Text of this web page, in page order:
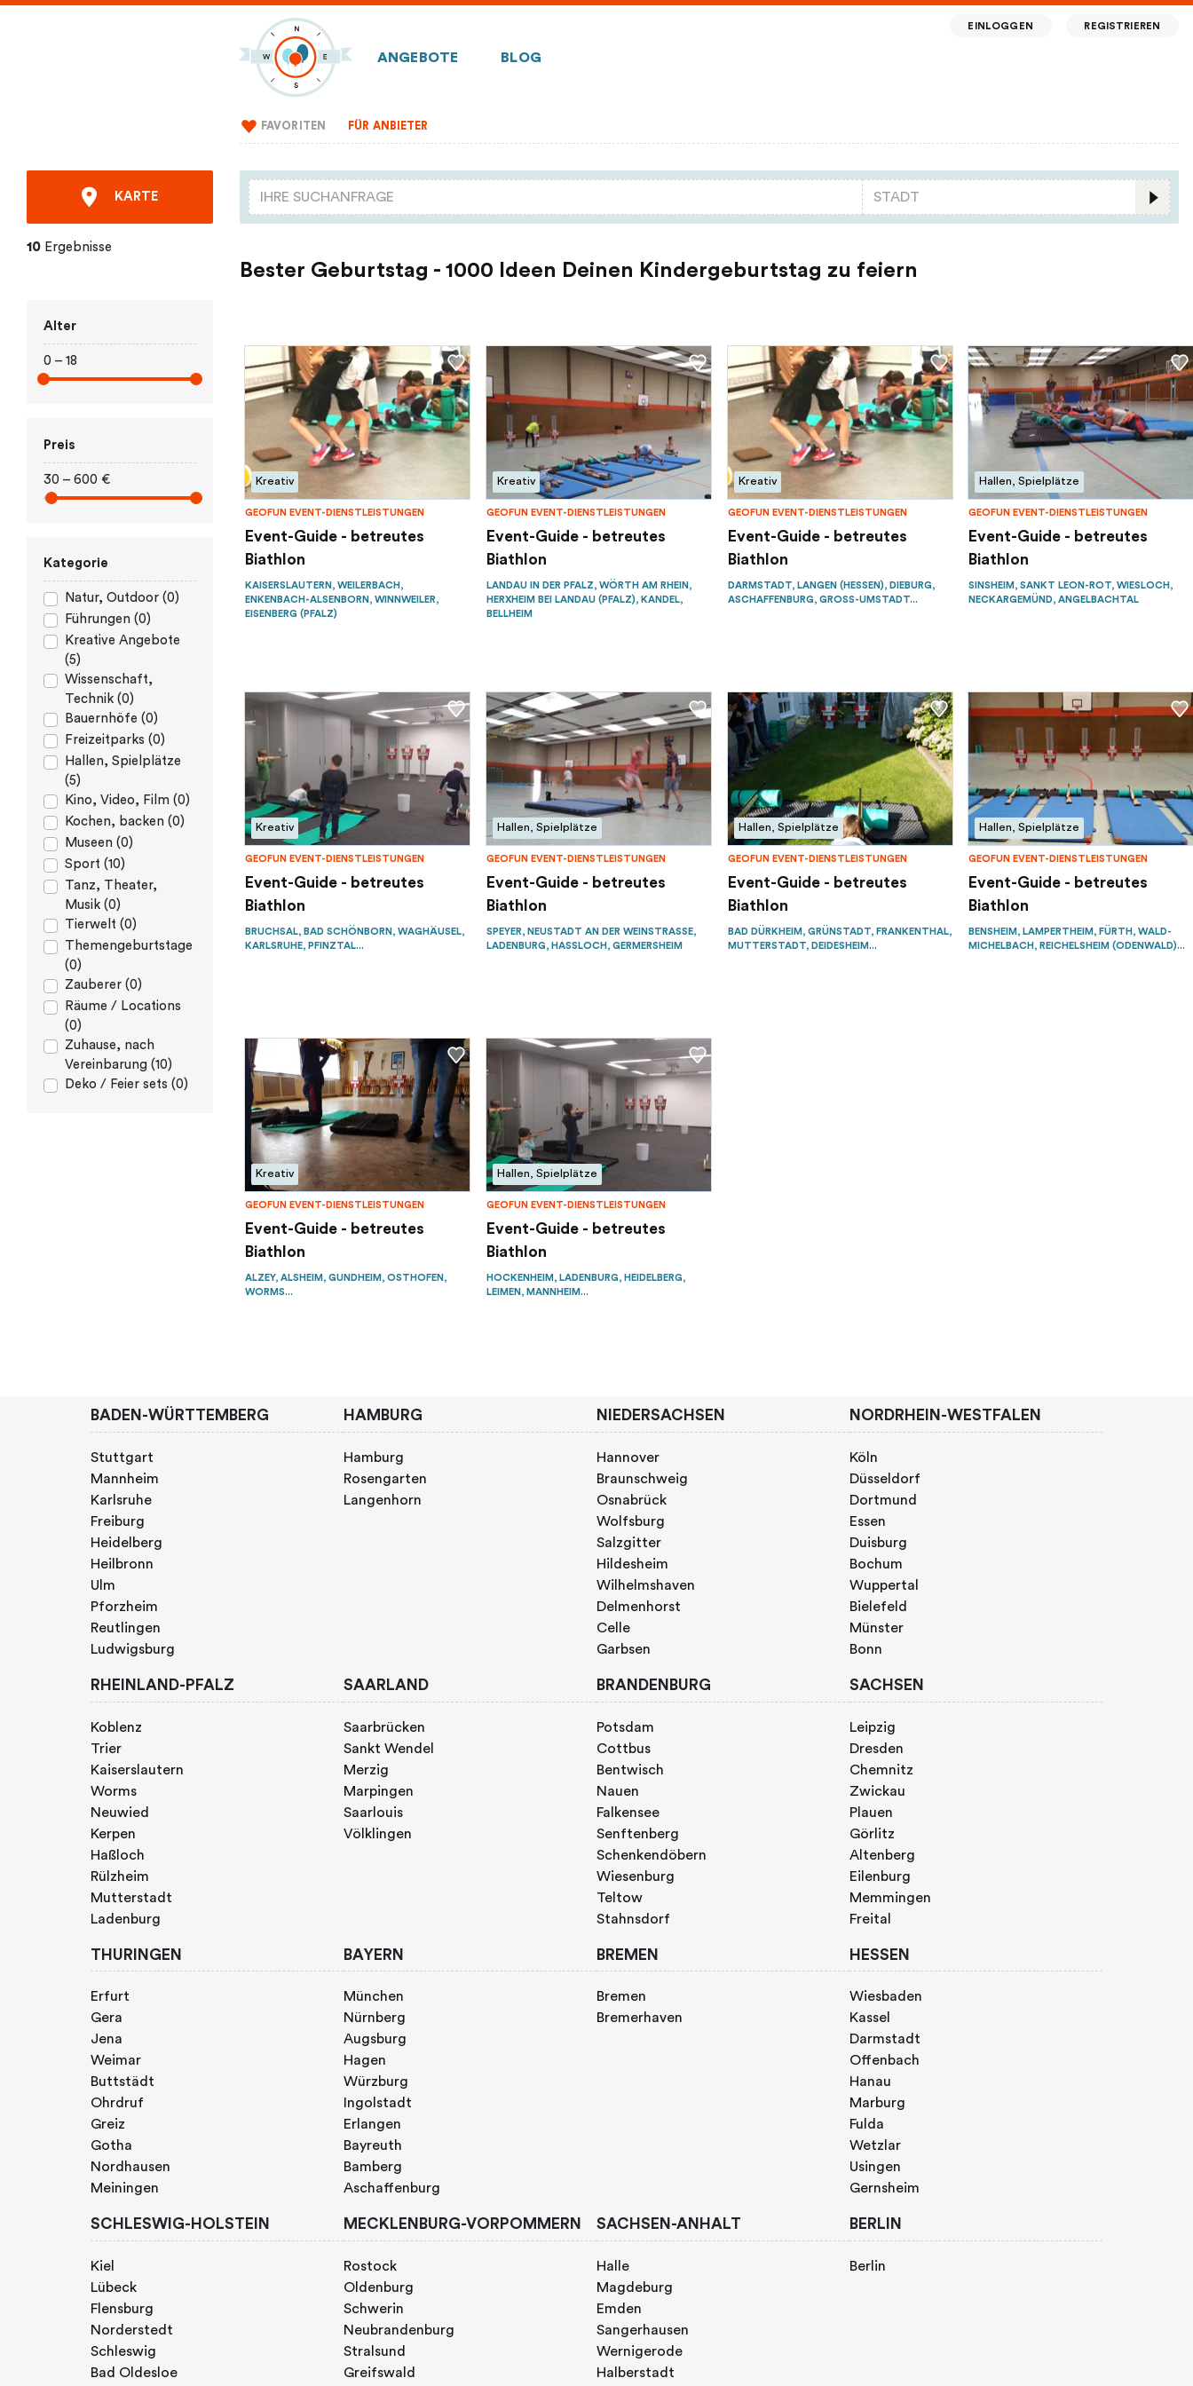
ANGEBOTE BLOG
EINLOGGEN REGISTRIEREN
FAVORITEN FÜR ANBIETER
KARTE
10 Ergebnisse
Alter
0 – 18
Preis
30 – 600 €
Kategorie
Natur, Outdoor (0)
Führungen (0)
Kreative Angebote
(5)
Wissenschaft,
Technik (0)
Bauernhöfe (0)
Freizeitparks (0)
Hallen, Spielplätze
(5)
Kino, Video, Film (0)
Kochen, backen (0)
Museen (0)
Sport (10)
Tanz, Theater,
Musik (0)
Tierwelt (0)
Themengeburtstage
(0)
Zauberer (0)
Räume / Locations
(0)
Zuhause, nach
Vereinbarung (10)
Deko / Feier sets (0)
Bester Geburtstag - 1000 Ideen Deinen Kindergeburtstag zu feiern
Kreativ
GEOFUN EVENT-DIENSTLEISTUNGEN
Event-Guide - betreutes
Biathlon
KAISERSLAUTERN, WEILERBACH,
ENKENBACH-ALSENBORN, WINNWEILER,
EISENBERG (PFALZ)
Kreativ
GEOFUN EVENT-DIENSTLEISTUNGEN
Event-Guide - betreutes
Biathlon
LANDAU IN DER PFALZ, WÖRTH AM RHEIN,
HERXHEIM BEI LANDAU (PFALZ), KANDEL,
BELLHEIM
Kreativ
GEOFUN EVENT-DIENSTLEISTUNGEN
Event-Guide - betreutes
Biathlon
DARMSTADT, LANGEN (HESSEN), DIEBURG,
ASCHAFFENBURG, GROSS-UMSTADT...
Hallen, Spielplätze
GEOFUN EVENT-DIENSTLEISTUNGEN
Event-Guide - betreutes
Biathlon
SINSHEIM, SANKT LEON-ROT, WIESLOCH,
NECKARGEMÜND, ANGELBACHTAL
Kreativ
GEOFUN EVENT-DIENSTLEISTUNGEN
Event-Guide - betreutes
Biathlon
BRUCHSAL, BAD SCHÖNBORN, WAGHÄUSEL,
KARLSRUHE, PFINZTAL...
Hallen, Spielplätze
GEOFUN EVENT-DIENSTLEISTUNGEN
Event-Guide - betreutes
Biathlon
SPEYER, NEUSTADT AN DER WEINSTRASSE, L
ADENBURG, HASSLOCH, GERMERSHEIM
Hallen, Spielplätze
GEOFUN EVENT-DIENSTLEISTUNGEN
Event-Guide - betreutes
Biathlon
BAD DÜRKHEIM, GRÜNSTADT, FRANKENTHAL,
MUTTERSTADT, DEIDESHEIM...
Hallen, Spielplätze
GEOFUN EVENT-DIENSTLEISTUNGEN
Event-Guide - betreutes
Biathlon
BENSHEIM, LAMPERTHEIM, FÜRTH, WALD-
MICHELBACH, REICHELSHEIM (ODENWALD)...
Kreativ
GEOFUN EVENT-DIENSTLEISTUNGEN
Event-Guide - betreutes
Biathlon
ALZEY, ALSHEIM, GUNDHEIM, OSTHOFEN,
WORMS...
Hallen, Spielplätze
GEOFUN EVENT-DIENSTLEISTUNGEN
Event-Guide - betreutes
Biathlon
HOCKENHEIM, LADENBURG, HEIDELBERG,
LEIMEN, MANNHEIM...
BADEN-WÜRTTEMBERG
Stuttgart
Mannheim
Karlsruhe
Freiburg
Heidelberg
Heilbronn
Ulm
Pforzheim
Reutlingen
Ludwigsburg
HAMBURG
Hamburg
Rosengarten
Langenhorn
NIEDERSACHSEN
Hannover
Braunschweig
Osnabrück
Wolfsburg
Salzgitter
Hildesheim
Wilhelmshaven
Delmenhorst
Celle
Garbsen
NORDRHEIN-WESTFALEN
Köln
Düsseldorf
Dortmund
Essen
Duisburg
Bochum
Wuppertal
Bielefeld
Münster
Bonn
RHEINLAND-PFALZ
Koblenz
Trier
Kaiserslautern
Worms
Neuwied
Kerpen
Haßloch
Rülzheim
Mutterstadt
Ladenburg
SAARLAND
Saarbrücken
Sankt Wendel
Merzig
Marpingen
Saarlouis
Völklingen
BRANDENBURG
Potsdam
Cottbus
Bentwisch
Nauen
Falkensee
Senftenberg
Schenkendöbern
Wiesenburg
Teltow
Stahnsdorf
SACHSEN
Leipzig
Dresden
Chemnitz
Zwickau
Plauen
Görlitz
Altenberg
Eilenburg
Memmingen
Freital
THURINGEN
Erfurt
Gera
Jena
Weimar
Buttstädt
Ohrdruf
Greiz
Gotha
Nordhausen
Meiningen
BAYERN
München
Nürnberg
Augsburg
Hagen
Würzburg
Ingolstadt
Erlangen
Bayreuth
Bamberg
Aschaffenburg
BREMEN
Bremen
Bremerhaven
HESSEN
Wiesbaden
Kassel
Darmstadt
Offenbach
Hanau
Marburg
Fulda
Wetzlar
Usingen
Gernsheim
SCHLESWIG-HOLSTEIN
Kiel
Lübeck
Flensburg
Norderstedt
Schleswig
Bad Oldesloe
MECKLENBURG-VORPOMMERN
Rostock
Oldenburg
Schwerin
Neubrandenburg
Stralsund
Greifswald
SACHSEN-ANHALT
Halle
Magdeburg
Emden
Sangerhausen
Wernigerode
Halberstadt
BERLIN
Berlin